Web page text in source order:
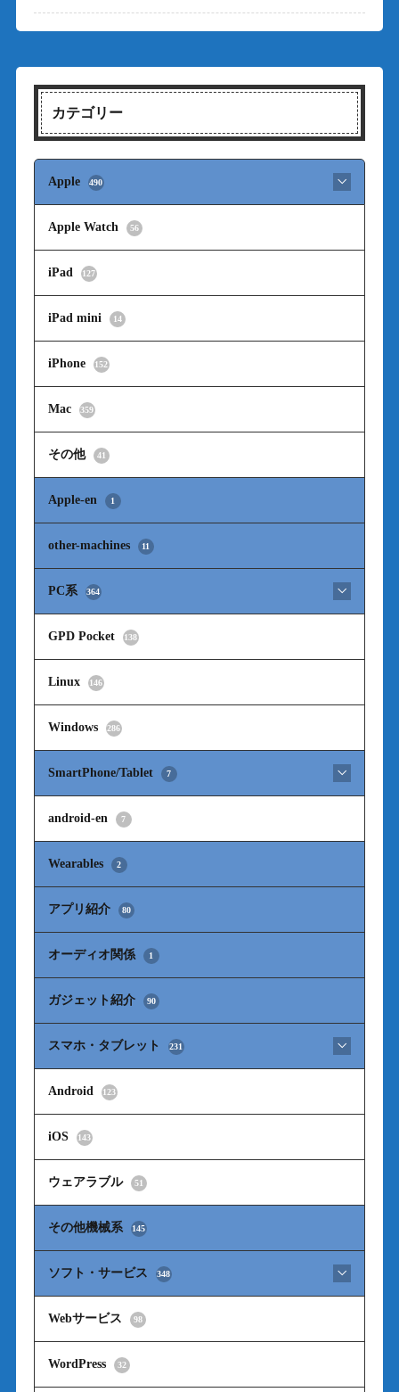
カテゴリー
Apple 490
Apple Watch 56
iPad 127
iPad mini 14
iPhone 152
Mac 359
その他 41
Apple-en 1
other-machines 11
PC系 364
GPD Pocket 138
Linux 146
Windows 286
SmartPhone/Tablet 7
android-en 7
Wearables 2
アプリ紹介 80
オーディオ関係 1
ガジェット紹介 90
スマホ・タブレット 231
Android 123
iOS 143
ウェアラブル 51
その他機械系 145
ソフト・サービス 348
Webサービス 98
WordPress 32